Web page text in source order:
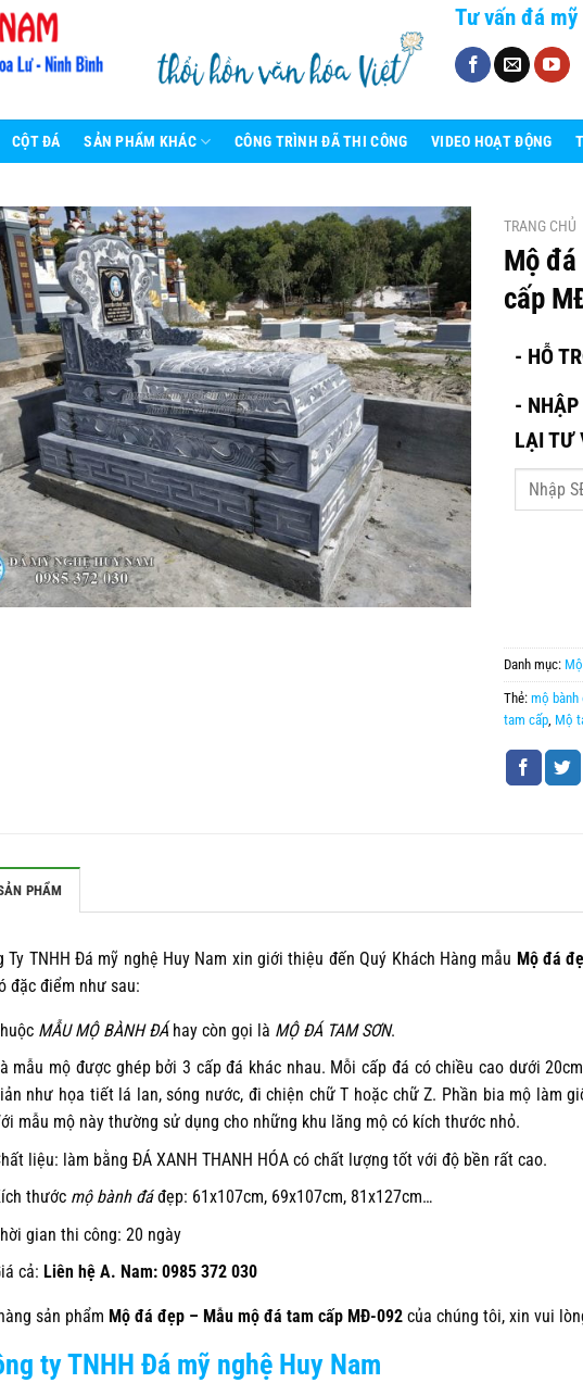
Tư vấn đá mỹ
CỘT ĐÁ SẢN PHẨM KHÁC CÔNG TRÌNH ĐÃ THI CÔNG VIDEO HOẠT ĐỘNG
TRANG CHỦ
Mộ
cấp
- HỖ
-
LẠI TƯ
Danh mục:
Thẻ:mộ bành
tam cấp Mộ
PHẨM
Ty TNHH Đá mỹ nghệ Huy Nam xin giới thiệu đến Quý Khách Hàng mẫu Mộ đá
đặc điểm như sau:
MẪU MỘ BÀNH ĐÁ hay còn gọi là MỘ ĐÁ TAM SƠN.
mẫu mộ được ghép bởi 3 cấp đá khác nhau. Mỗi cấp đá có chiều cao dưới
như họa tiết lá lan, sóng nước, đi chiện chữ T hoặc chữ Z. Phần bia mộ làm
mẫu mộ này thường sử dụng cho những khu lăng mộ có kích thước nhỏ.
liệu: làm bằng ĐÁ XANH THANH HÓA có chất lượng tốt với độ bền rất cao.
thước mộ bành đáđẹp: 61x107cm, 69x107cm, 81x127cm…
gian thi công: 20 ngày
cả: Liên hệ A. Nam: 0985 372 030
sản phẩm Mộ đá đẹp – Mẫu mộ đá tam cấp MĐ-092 của chúng tôi, xin vui
ty TNHH Đá mỹ nghệ Huy Nam